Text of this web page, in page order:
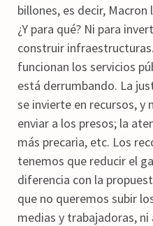
billones, es decir,
¿Y para qué? Ni para
construir
funcionan los servicios
está derrumbando. La
se invierte en recursos, y
enviar a los presos; la
más precaria, etc. Los
tenemos que reducir el
diferencia con la
que no queremos subir
medias y trabajadoras, ni